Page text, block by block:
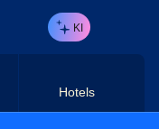
KI
Hotels